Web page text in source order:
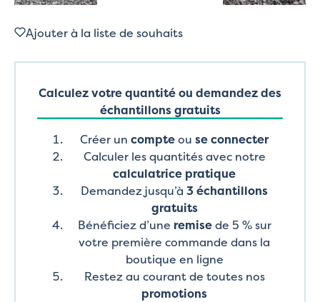
Ajouter à la liste de souhaits
Calculez votre quantité ou demandez des
échantillons gratuits
Créer un compteou se connecter
Calculer les quantités avec notre
calculatrice pratique
Demandez jusqu’à 3 échantillons
gratuits
Bénéficiez d’une remisede 5 % sur
votre première commande dans la
boutique en ligne
Restez au courant de toutes nos
promotions